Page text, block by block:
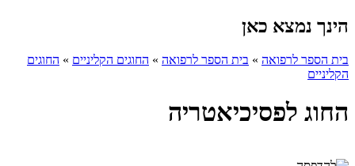
הינך נמצא כאן
בית הספר לרפואה » בית הספר לרפואה » החוגים הקליניים » החוגים
הקליניים
החוג לפסיכיאטריה